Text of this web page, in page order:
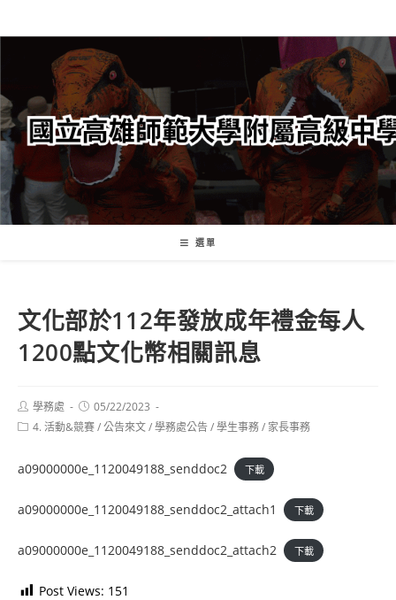
轉
要
內
容
選單
文化部於112年發放成年禮金每人
1200點文化幣相關訊息
Post
author:
學務處
Post
published:
05/22/2023
Post4. 活動&競賽/公告來文/學務處公告/學生事務/ 家長事務
a09000000e_1120049188_senddoc2 下載
a09000000e_1120049188_senddoc2_attach1 下載
a09000000e_1120049188_senddoc2_attach2 下載
Post Views: 151